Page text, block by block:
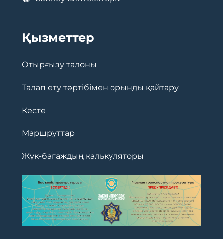
Қызметтер
Отырғызу талоны
Талап ету тәртібімен орынды қайтару
Кесте
Маршруттар
Жүк-багаждың калькуляторы